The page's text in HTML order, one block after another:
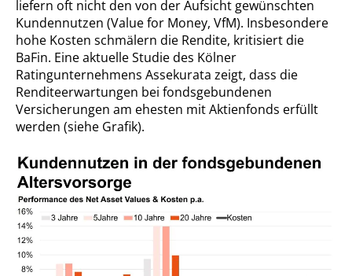
liefern oft nicht den von der Aufsicht gewünschten
Kundennutzen (Value for Money, VfM). Insbesondere
hohe Kosten schmälern die Rendite, kritisiert die
BaFin. Eine aktuelle Studie des Kölner
Ratingunternehmens Assekurata zeigt, dass die
Renditeerwartungen bei fondsgebundenen
Versicherungen am ehesten mit Aktienfonds erfüllt
werden (siehe Grafik).